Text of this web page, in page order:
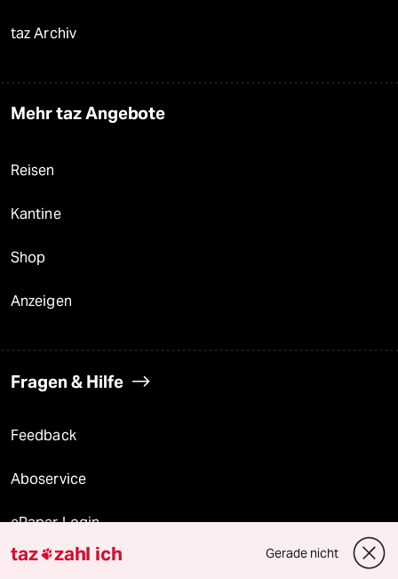
taz Archiv
Mehr taz Angebote
Reisen
Kantine
Shop
Anzeigen
Fragen & Hilfe
Feedback
Aboservice
ePaper Login
Downloads für Abonnierende
taz zahl ich Gerade nicht